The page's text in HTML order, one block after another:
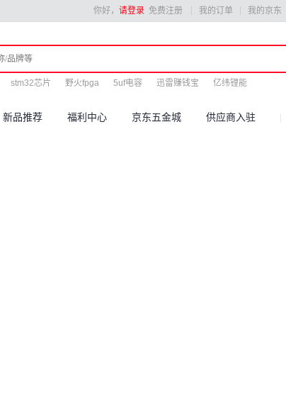
你好， 请登录 免费注册 我的订单 我的京东
stm32芯片 野火fpga 5uf电容 迅雷赚钱宝 亿纬锂能
新品推荐 福利中心 京东五金城 供应商入驻